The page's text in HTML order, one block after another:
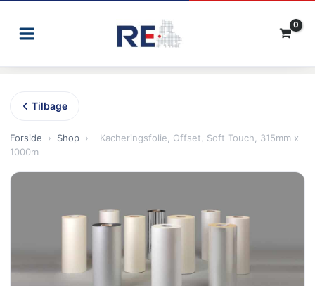
Tilbage
Forside › Shop ›
Kacheringsfolie, Offset, Soft Touch, 315mm x
1000m